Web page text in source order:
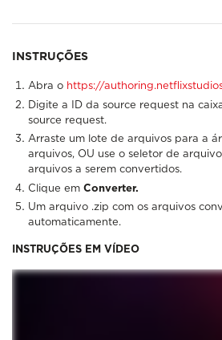
INSTRUÇÕES
Abra o https://
Digite a ID da source request na
source request.
Arraste um lote de arquivos para a
arquivos, OU use o seletor de
arquivos a serem convertidos.
Clique em Converter.
Um arquivo .zip com os arquivos
automaticamente.
INSTRUÇÕES EM VÍDEO